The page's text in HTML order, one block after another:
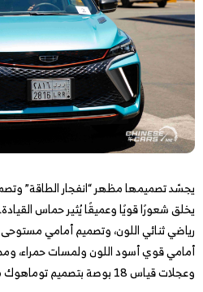
يجسّد تصميمها مظهر “انفجار الطاقة”
يخلق شعورًا قويًا وعميقًا يُثير حماس
رياضي ثنائي اللون، وتصميم أمامي
وعجلات قياس 18 بوصة بتصميم توماهوك مع ملاقط رياضية حمراء.